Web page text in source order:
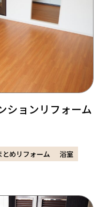
ションリフォーム
とめリフォーム
浴室